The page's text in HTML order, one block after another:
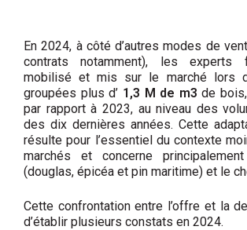
En 2024, à côté d’autres modes de
contrats notamment), les experts
mobilisé et mis sur le marché lors
groupées plus d’ 1,3 M de m3de
par rapport à 2023, au niveau des
des dix dernières années. Cette
résulte pour l’essentiel du contexte
marchés et concerne
(douglas, épicéa et pin maritime) et le
Cette confrontation entre l’offre et la
d’établir plusieurs constats en 2024.